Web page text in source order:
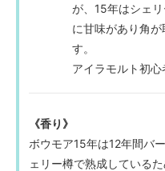
が、15年はシェ
に甘味があり角
す。
アイラモルト初心
《香り》
ボウモア15年は12年間バ
ェリー樽で熟成している